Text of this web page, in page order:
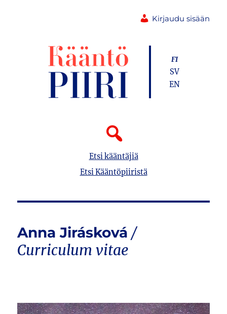
Kirjaudu sisään
Etsi kääntäjiä
Etsi Kääntöpiiristä
FI
SV
EN
Anna Jirásková